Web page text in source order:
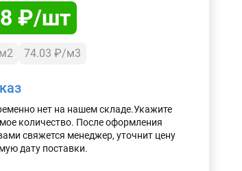
₽/шт
74.03 ₽/м3
нет на нашем складе.Укажите
количество. После оформления
свяжется менеджер, уточнит цену
дату поставки.